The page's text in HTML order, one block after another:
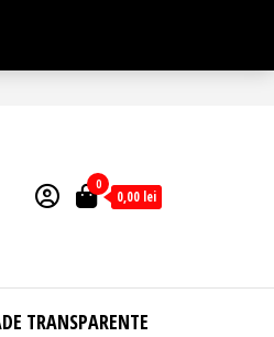
0
0,00 lei
TRANSPARENTE